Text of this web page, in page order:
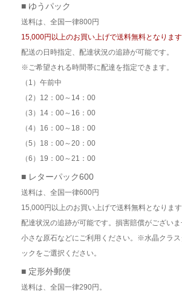
■ ゆうパック
送料は、全国一律800円
15,000円以上のお買い上げで送料無料となります
配送の日時指定、配達状況の追跡が可能です。
※ご希望される時間帯に配達を指定できます。
（1）午前中
（2）12：00～14：00
（3）14：00～16：00
（4）16：00～18：00
（5）18：00～20：00
（6）19：00～21：00
■ レターパック600
送料は、全国一律600円
15,000円以上のお買い上げで送料無料となります
配達状況の追跡が可能です。損害賠償がございま
小さな原石などにご利用ください。※水晶クラ
ックをご選択ください。
■ 定形外郵便
送料は、全国一律290円。